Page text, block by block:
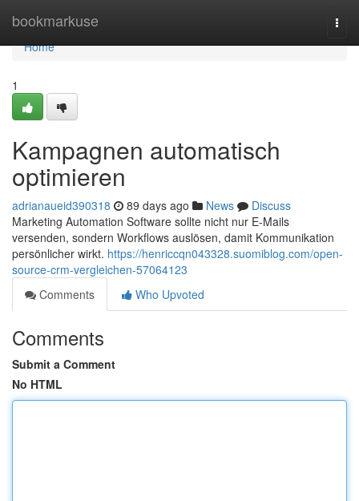
bookmarkuse
Home
Home
1
Kampagnen automatisch
optimieren
adrianaueid390318 89 days ago News
Discuss
Marketing Automation Software sollte nicht nur E-Mails
versenden, sondern Workflows auslösen, damit Kommunikation
persönlicher wirkt. https://henriccqn043328.suomiblog.com/open-
source-crm-vergleichen-57064123
Comments
Who Upvoted
Comments
Submit a Comment
No HTML